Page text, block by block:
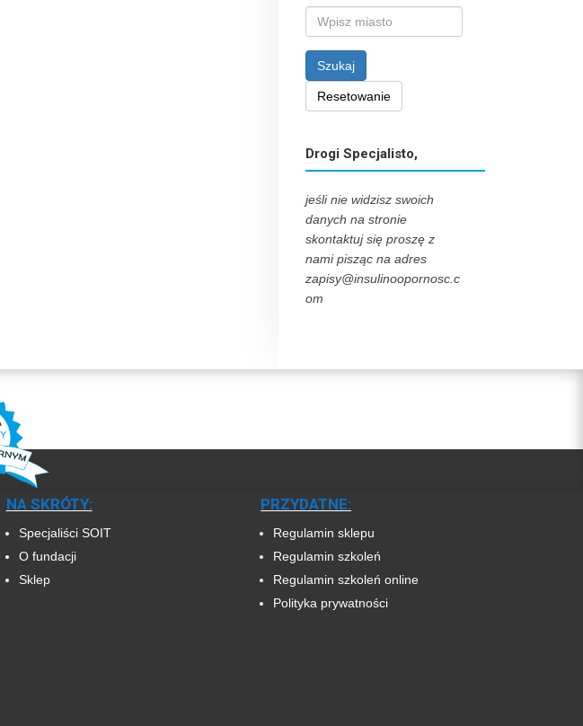
Szukaj
Resetowanie
Drogi Specjalisto,
jeśli nie widzisz swoich
danych na stronie
skontaktuj się proszę z
nami pisząc na adres
zapisy@insulinoopornosc.c
om
NA SKRÓTY:
Specjaliści SOIT
O fundacji
Sklep
PRZYDATNE:
Regulamin sklepu
Regulamin szkoleń
Regulamin szkoleń online
Polityka prywatności